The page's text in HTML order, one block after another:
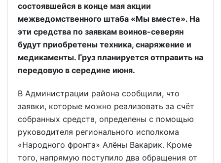
состоявшейся в конце мая акции
межведомственного штаба «Мы вместе». На
эти средства по заявкам воинов-северян
будут приобретены техника, снаряжение и
медикаменты. Груз планируется отправить на
передовую в середине июня.
В Администрации района сообщили, что
заявки, которые можно реализовать за счёт
собранных средств, определены с помощью
руководителя регионального исполкома
«Народного фронта» Алёны Вакарик. Кроме
того, напрямую поступило два обращения от